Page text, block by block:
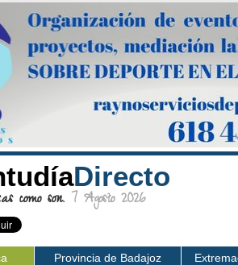
Directo
como son. 7 Agosto 2026
Provincia de Badajoz